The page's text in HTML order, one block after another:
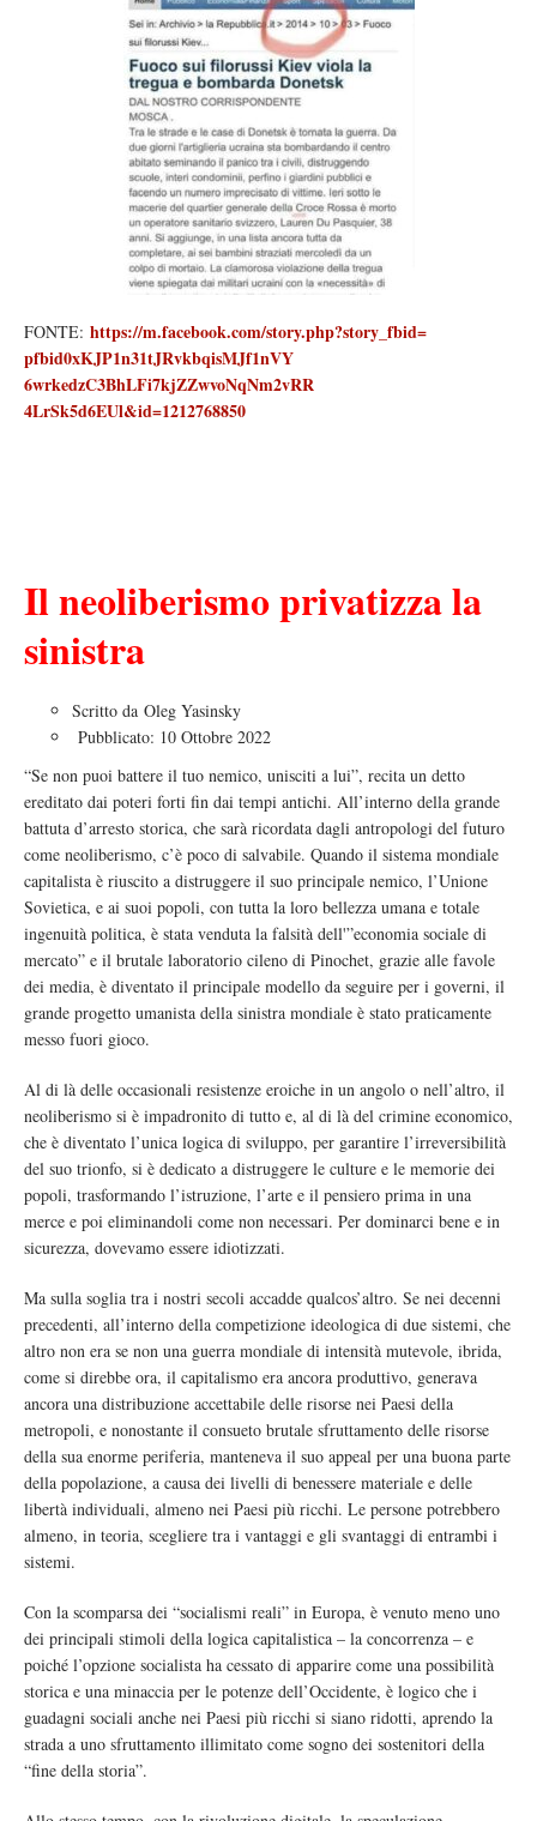
FONTE: https://m.facebook.com/story.php?story_fbid=
pfbid0xKJP1n31tJRvkbqisMJf1nVY
6wrkedzC3BhLFi7kjZZwvoNqNm2vRR
4LrSk5d6EUl&id=1212768850
Il neoliberismo privatizza la
sinistra
Scritto da Oleg Yasinsky
Pubblicato: 10 Ottobre 2022
“Se non puoi battere il tuo nemico, unisciti a lui”, recita un detto
ereditato dai poteri forti fin dai tempi antichi. All’interno della grande
battuta d’arresto storica, che sarà ricordata dagli antropologi del futuro
come neoliberismo, c’è poco di salvabile. Quando il sistema mondiale
capitalista è riuscito a distruggere il suo principale nemico, l’Unione
Sovietica, e ai suoi popoli, con tutta la loro bellezza umana e totale
ingenuità politica, è stata venduta la falsità dell'”economia sociale di
mercato” e il brutale laboratorio cileno di Pinochet, grazie alle favole
dei media, è diventato il principale modello da seguire per i governi, il
grande progetto umanista della sinistra mondiale è stato praticamente
messo fuori gioco.
Al di là delle occasionali resistenze eroiche in un angolo o nell’altro, il
neoliberismo si è impadronito di tutto e, al di là del crimine economico,
che è diventato l’unica logica di sviluppo, per garantire l’irreversibilità
del suo trionfo, si è dedicato a distruggere le culture e le memorie dei
popoli, trasformando l’istruzione, l’arte e il pensiero prima in una
merce e poi eliminandoli come non necessari. Per dominarci bene e in
sicurezza, dovevamo essere idiotizzati.
Ma sulla soglia tra i nostri secoli accadde qualcos’altro. Se nei decenni
precedenti, all’interno della competizione ideologica di due sistemi, che
altro non era se non una guerra mondiale di intensità mutevole, ibrida,
come si direbbe ora, il capitalismo era ancora produttivo, generava
ancora una distribuzione accettabile delle risorse nei Paesi della
metropoli, e nonostante il consueto brutale sfruttamento delle risorse
della sua enorme periferia, manteneva il suo appeal per una buona parte
della popolazione, a causa dei livelli di benessere materiale e delle
libertà individuali, almeno nei Paesi più ricchi. Le persone potrebbero
almeno, in teoria, scegliere tra i vantaggi e gli svantaggi di entrambi i
sistemi.
Con la scomparsa dei “socialismi reali” in Europa, è venuto meno uno
dei principali stimoli della logica capitalistica – la concorrenza – e
poiché l’opzione socialista ha cessato di apparire come una possibilità
storica e una minaccia per le potenze dell’Occidente, è logico che i
guadagni sociali anche nei Paesi più ricchi si siano ridotti, aprendo la
strada a uno sfruttamento illimitato come sogno dei sostenitori della
“fine della storia”.